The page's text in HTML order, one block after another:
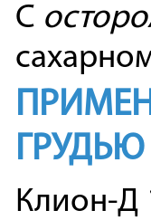
С
ГРУДЬЮ
Клион-Д